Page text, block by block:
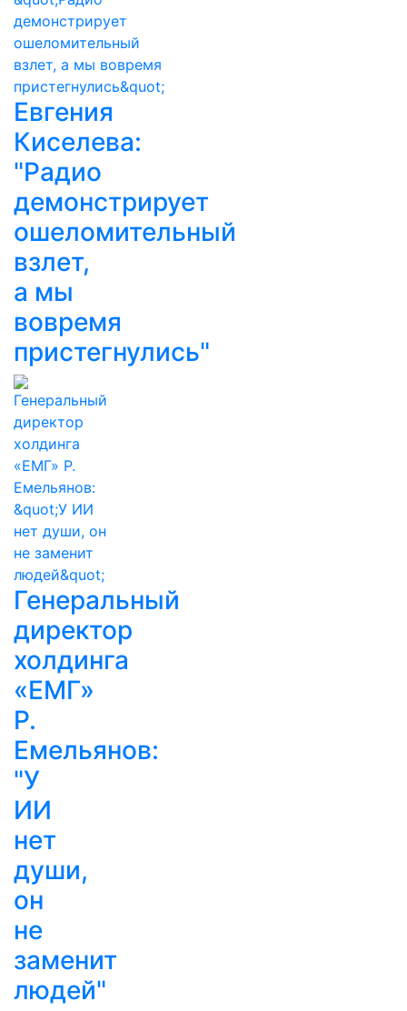
Евгения
Киселева:
"Радио
демонстрирует
ошеломительный
взлет,
а мы
вовремя
пристегнулись"
Генеральный
директор
холдинга
«ЕМГ»
Р.
Емельянов:
"У
ИИ
нет
души,
он
не
заменит
людей"